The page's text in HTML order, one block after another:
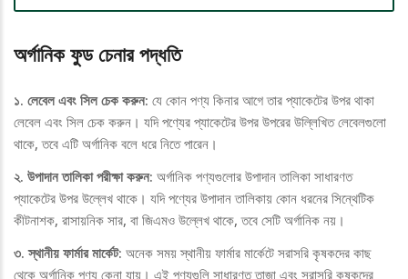
অর্গানিক ফুড চেনার পদ্ধতি
১. লেবেল এবং সিল চেক করুন: যে কোন পণ্য কিনার আগে তার প্যাকেটের উপর থাকা
লেবেল এবং সিল চেক করুন। যদি পণ্যের প্যাকেটের উপর উপরের উল্লিখিত লেবেলগুলো
থাকে, তবে এটি অর্গানিক বলে ধরে নিতে পারেন।
২. উপাদান তালিকা পরীক্ষা করুন: অর্গানিক পণ্যগুলোর উপাদান তালিকা সাধারণত
প্যাকেটের উপর উল্লেখ থাকে। যদি পণ্যের উপাদান তালিকায় কোন ধরনের সিন্থেটিক
কীটনাশক, রাসায়নিক সার, বা জিএমও উল্লেখ থাকে, তবে সেটি অর্গানিক নয়।
৩. স্থানীয় ফার্মার মার্কেট: অনেক সময় স্থানীয় ফার্মার মার্কেটে সরাসরি কৃষকদের কাছ
থেকে অর্গানিক পণ্য কেনা যায়। এই পণ্যগুলি সাধারণত তাজা এবং সরাসরি কৃষকদের